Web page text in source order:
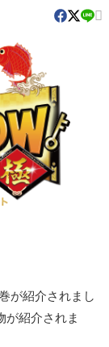

が紹介されまし
が紹介されま